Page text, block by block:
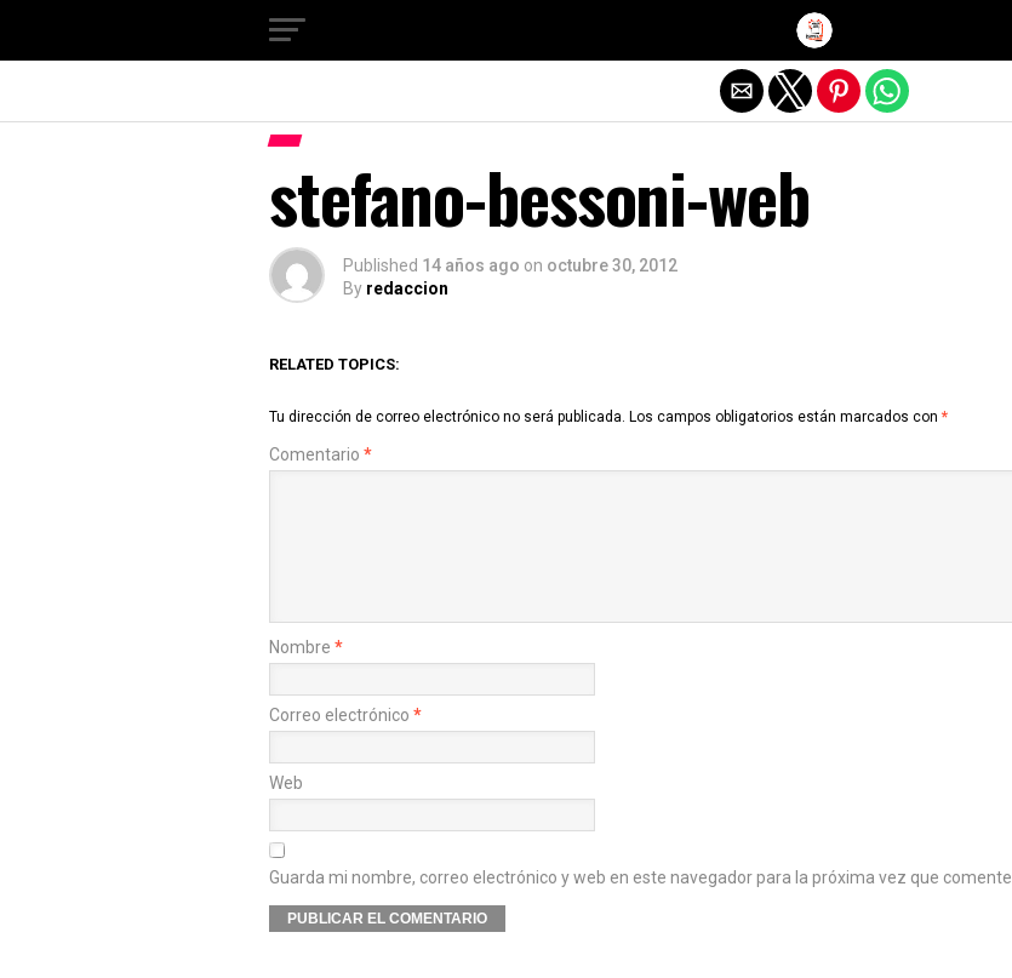
stefano-bessoni-web
Published 14 años ago on octubre 30, 2012
By redaccion
RELATED TOPICS:
Tu dirección de correo electrónico no será publicada. Los campos obligatorios están marcados con *
Comentario *
Nombre *
Correo electrónico *
Web
Guarda mi nombre, correo electrónico y web en este navegador para la próxima vez que comente.
Salir de la versión móvil